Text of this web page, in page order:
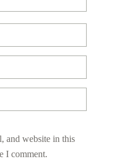
and website in this
I comment.